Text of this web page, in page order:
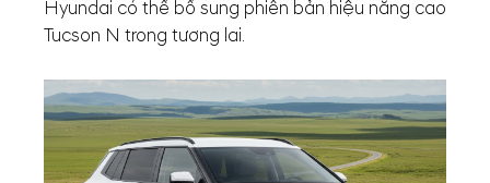
Hyundai có thể bổ sung phiên bản hiệu năng cao
Tucson N trong tương lai.